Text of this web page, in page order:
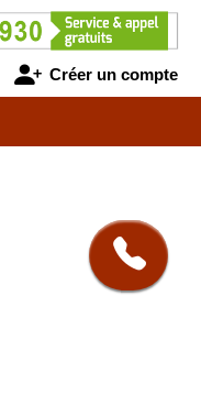
Créer un compte